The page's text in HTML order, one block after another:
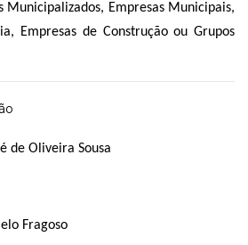
Municipalizados, Empresas Municipais,
Empresas de Construção ou Grupos
de Oliveira Sousa
Fragoso